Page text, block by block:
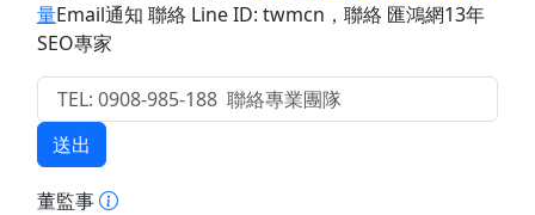
量Email通知 聯絡 Line ID: twmcn ，聯絡 匯鴻網13年
SEO專家
送出
董監事